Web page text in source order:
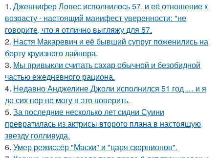
1. Дженнифер Лопес исполнилось 57, и её отношение к
возрасту - настоящий манифест уверенности: "не
говорите, что я отлично выгляжу для 57.
2. Настя Макаревич и её бывший супруг поженились на
борту круизного лайнера.
3. Мы привыкли считать сахар обычной и безобидной
частью ежедневного рациона.
4. Недавно Анджелине Джоли исполнился 51 год … и я
до сих пор не могу в это поверить.
5. За последние несколько лет сидни Суини
превратилась из актрисы второго плана в настоящую
звезду голливуда.
6. Умер режиссёр "Маски" и "царя скорпионов".